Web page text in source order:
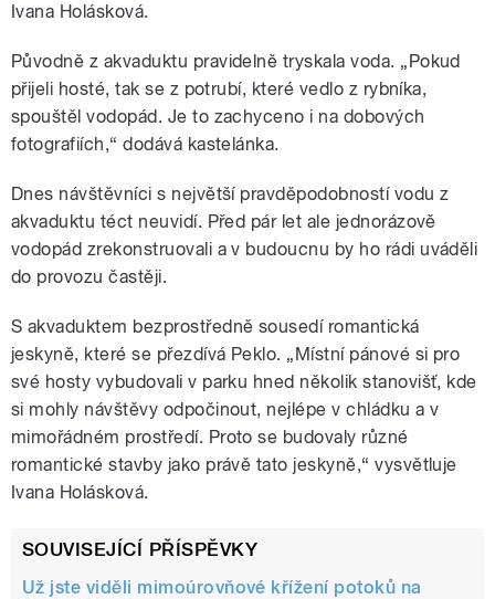
Ivana Holásková.
Původně z akvaduktu pravidelně tryskala voda. „Pokud
přijeli hosté, tak se z potrubí, které vedlo z rybníka,
spouštěl vodopád. Je to zachyceno i na dobových
fotografiích,“ dodává kastelánka.
Dnes návštěvníci s největší pravděpodobností vodu z
akvaduktu téct neuvidí. Před pár let ale jednorázově
vodopád zrekonstruovali a v budoucnu by ho rádi uváděli
do provozu častěji.
S akvaduktem bezprostředně sousedí romantická
jeskyně, které se přezdívá Peklo. „Místní pánové si pro
své hosty vybudovali v parku hned několik stanovišť, kde
si mohly návštěvy odpočinout, nejlépe v chládku a v
mimořádném prostředí. Proto se budovaly různé
romantické stavby jako právě tato jeskyně,“ vysvětluje
Ivana Holásková.
SOUVISEJÍCÍ PŘÍSPĚVKY
Už jste viděli mimoúrovňové křížení potoků na